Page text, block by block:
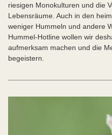
riesigen Monokulturen und die
Lebensräume. Auch in den
weniger Hummeln und andere
Hummel-Hotline wollen wir
aufmerksam machen und die
begeistern.